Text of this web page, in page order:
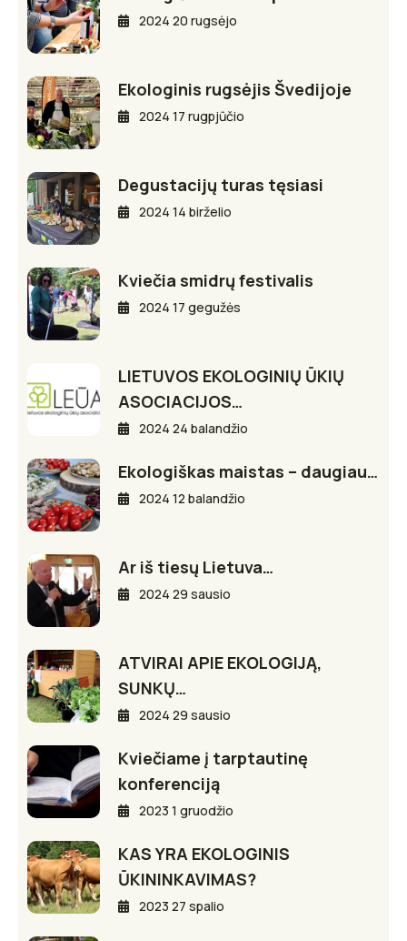
2024 20 rugsėjo
Ekologinis rugsėjis Švedijoje
2024 17 rugpjūčio
Degustacijų turas tęsiasi
2024 14 birželio
Kviečia smidrų festivalis
2024 17 gegužės
LIETUVOS EKOLOGINIŲ ŪKIŲ
ASOCIACIJOS…
2024 24 balandžio
Ekologiškas maistas – daugiau…
2024 12 balandžio
Ar iš tiesų Lietuva…
2024 29 sausio
ATVIRAI APIE EKOLOGIJĄ,
SUNKŲ…
2024 29 sausio
Kviečiame į tarptautinę
konferenciją
2023 1 gruodžio
KAS YRA EKOLOGINIS
ŪKININKAVIMAS?
2023 27 spalio